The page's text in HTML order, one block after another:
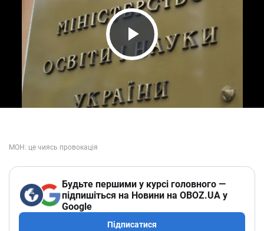
Play Video
Будьте першими у курсі головного —
підпишіться на Новини на OBOZ.UA у
Google
Підписатися